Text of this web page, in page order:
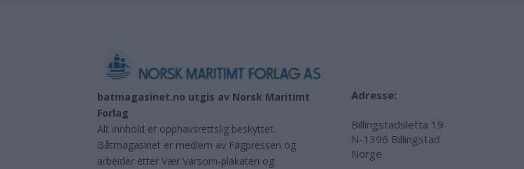
batmagasinet.no utgis av Norsk Maritimt
Forlag
Alt innhold er opphavsrettslig beskyttet.
Båtmagasinet er medlem av Fagpressen og
arbeider etter Vær Varsom-plakaten og
Adresse:
Billingstadsletta 19
N-1396 Billingstad
Norge